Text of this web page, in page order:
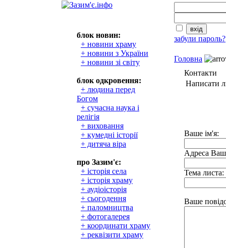
блок новин:
+ новини храму
+ новини з України
+ новини зі світу
блок одкровення:
+ людина перед
Богом
+ сучасна наука і
релігія
+ виховання
+ кумедні історії
+ дитяча віра
про Зазим'є:
+ історія села
+ історія храму
+ аудіоісторія
+ сьогодення
+ паломництва
+ фотогалерея
+ координати храму
+ реквізити храму
забули пароль?
Головна
Контакти
Написати
Ваше ім'я:
Адреса
Тема листа:
Ваше